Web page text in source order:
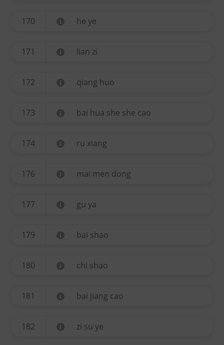
170 he ye
171 lian zi
172 qiang huo
173 bai hua she she cao
174 ru xiang
176 mai men dong
177 gu ya
179 bai shao
180 chi shao
181 bai jiang cao
182 zi su ye